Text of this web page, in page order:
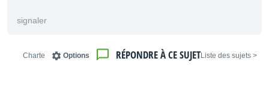
signaler
< Liste des sujets
RÉPONDRE À CE SUJET
Options
Charte